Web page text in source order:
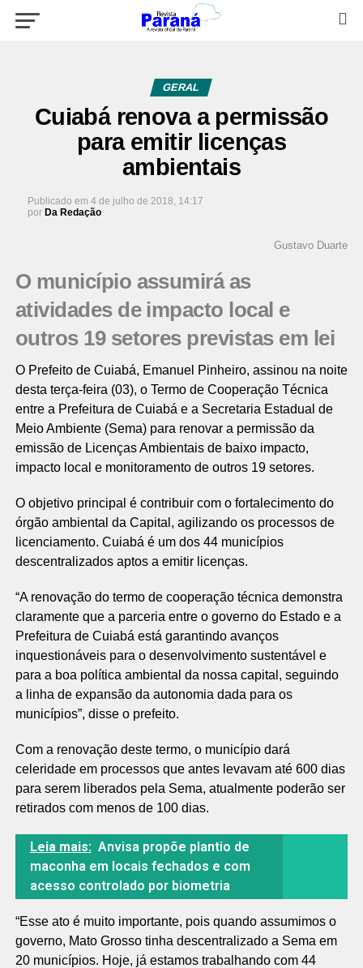
GERAL
Cuiabá renova a permissão
para emitir licenças
ambientais
Publicado em 4 de julho de 2018, 14:17
por Da Redação
Gustavo Duarte
O município assumirá as
atividades de impacto local e
outros 19 setores previstas em lei
O Prefeito de Cuiabá, Emanuel Pinheiro, assinou na noite
desta terça-feira (03), o Termo de Cooperação Técnica
entre a Prefeitura de Cuiabá e a Secretaria Estadual de
Meio Ambiente (Sema) para renovar a permissão da
emissão de Licenças Ambientais de baixo impacto,
impacto local e monitoramento de outros 19 setores.
O objetivo principal é contribuir com o fortalecimento do
órgão ambiental da Capital, agilizando os processos de
licenciamento. Cuiabá é um dos 44 municípios
descentralizados aptos a emitir licenças.
“A renovação do termo de cooperação técnica demonstra
claramente que a parceria entre o governo do Estado e a
Prefeitura de Cuiabá está garantindo avanços
inquestionáveis para o desenvolvimento sustentável e
para a boa política ambiental da nossa capital, seguindo
a linha de expansão da autonomia dada para os
municípios”, disse o prefeito.
Com a renovação deste termo, o município dará
celeridade em processos que antes levavam até 600 dias
para serem liberados pela Sema, atualmente poderão ser
retirados com menos de 100 dias.
Leia mais: Anvisa propõe plantio de
maconha em locais fechados e com
acesso controlado por biometria
“Esse ato é muito importante, pois quando assumimos o
governo, Mato Grosso tinha descentralizado a Sema em
20 municípios. Hoje, já estamos trabalhando com 44